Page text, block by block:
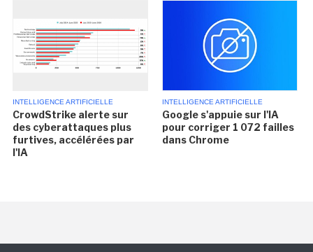
INTELLIGENCE ARTIFICIELLE
CrowdStrike alerte sur
des cyberattaques plus
furtives, accélérées par
l'IA
INTELLIGENCE ARTIFICIELLE
Google s'appuie sur l'IA
pour corriger 1 072 failles
dans Chrome